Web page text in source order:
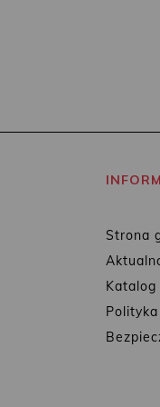
Strona